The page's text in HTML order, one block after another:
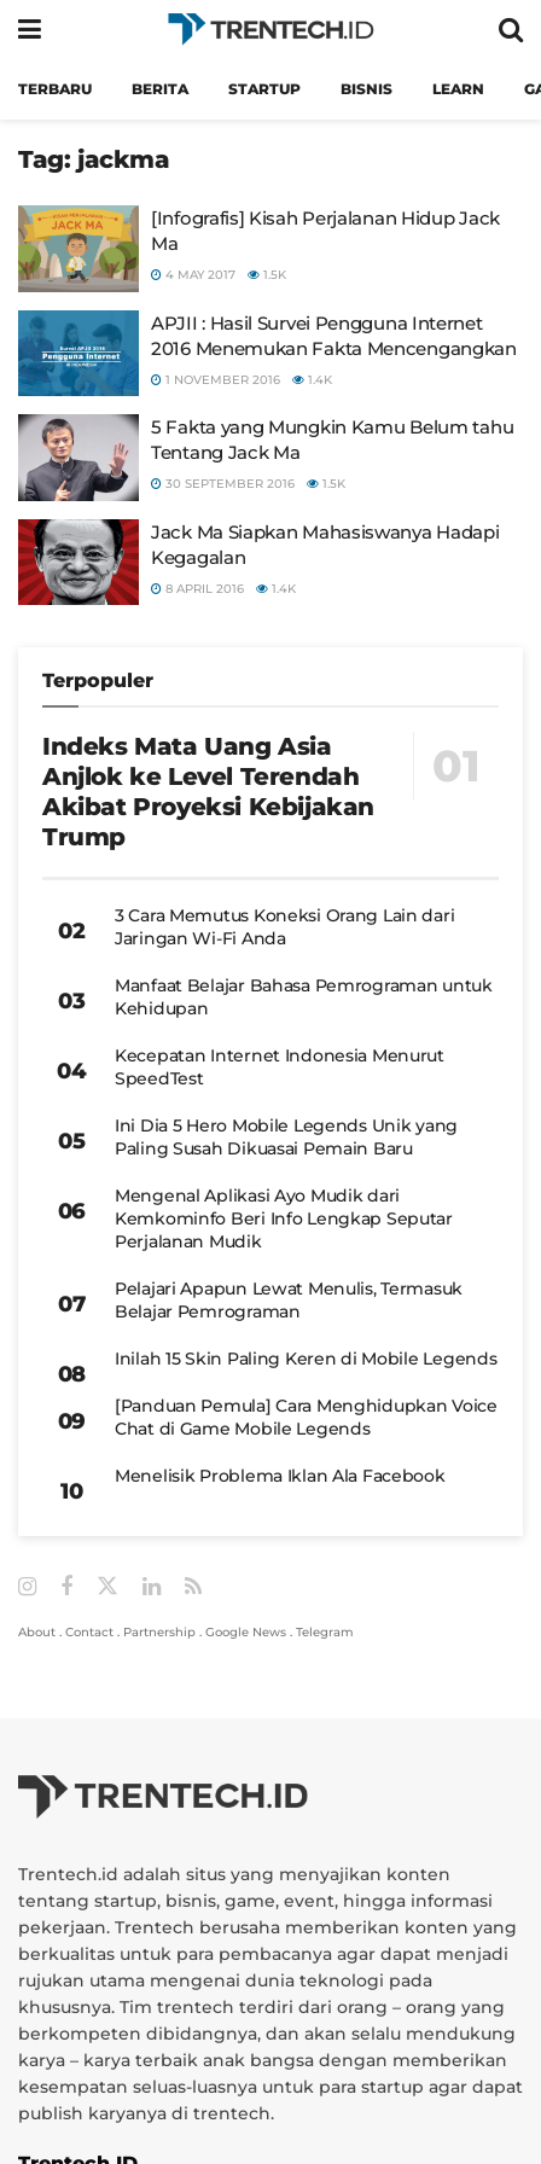
TERBARU BERITA STARTUP BISNIS LEARN
Tag: jackma
[Infografis] Kisah Perjalanan Hidup Jack
Ma
4 MAY 2017 1.5K
APJII : Hasil Survei Pengguna Internet
2016 Menemukan Fakta Mencengangkan
1 NOVEMBER 2016 1.4K
5 Fakta yang Mungkin Kamu Belum tahu
Tentang Jack Ma
30 SEPTEMBER 2016 1.5K
Jack Ma Siapkan Mahasiswanya Hadapi
Kegagalan
8 APRIL 2016 1.4K
Terpopuler
Indeks Mata Uang Asia
Anjlok ke Level Terendah
Akibat Proyeksi Kebijakan
Trump
3 Cara Memutus Koneksi Orang Lain dari
Jaringan Wi-Fi Anda
Manfaat Belajar Bahasa Pemrograman untuk
Kehidupan
Kecepatan Internet Indonesia Menurut
SpeedTest
Ini Dia 5 Hero Mobile Legends Unik yang
Paling Susah Dikuasai Pemain Baru
Mengenal Aplikasi Ayo Mudik dari
Kemkominfo Beri Info Lengkap Seputar
Perjalanan Mudik
Pelajari Apapun Lewat Menulis, Termasuk
Belajar Pemrograman
Inilah 15 Skin Paling Keren di Mobile Legends
[Panduan Pemula] Cara Menghidupkan Voice
Chat di Game Mobile Legends
Menelisik Problema Iklan Ala Facebook
About . Contact . Partnership . Google News . Telegram
Trentech.id adalah situs yang menyajikan konten
tentang startup, bisnis, game, event, hingga informasi
pekerjaan. Trentech berusaha memberikan konten yang
berkualitas untuk para pembacanya agar dapat menjadi
rujukan utama mengenai dunia teknologi pada
khususnya. Tim trentech terdiri dari orang – orang yang
berkompeten dibidangnya, dan akan selalu mendukung
karya – karya terbaik anak bangsa dengan memberikan
kesempatan seluas-luasnya untuk para startup agar dapat
publish karyanya di trentech.